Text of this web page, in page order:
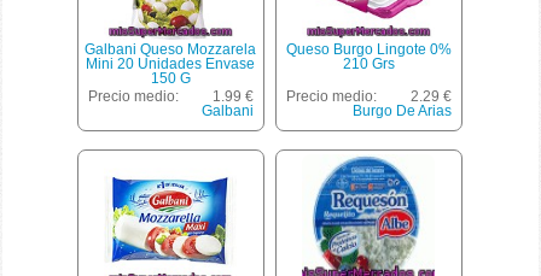
Galbani Queso Mozzarela
Mini 20 Unidades Envase
150 G
Precio medio:
1.99 €
Galbani
Queso Burgo Lingote 0%
210 Grs
Precio medio:
2.29 €
Burgo De Arias